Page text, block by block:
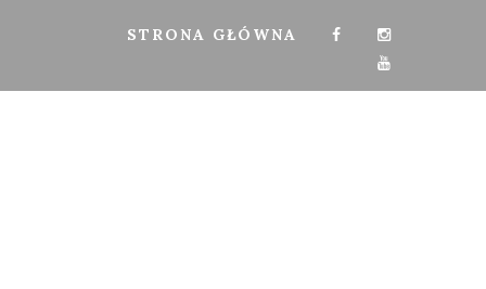
STRONA GŁÓWNA